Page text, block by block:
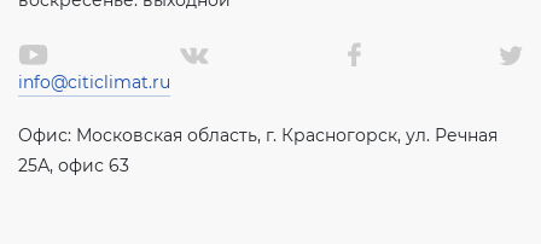
info@citiclimat.ru
Офис: Московская область, г. Красногорск, ул. Речная
25А, офис 63